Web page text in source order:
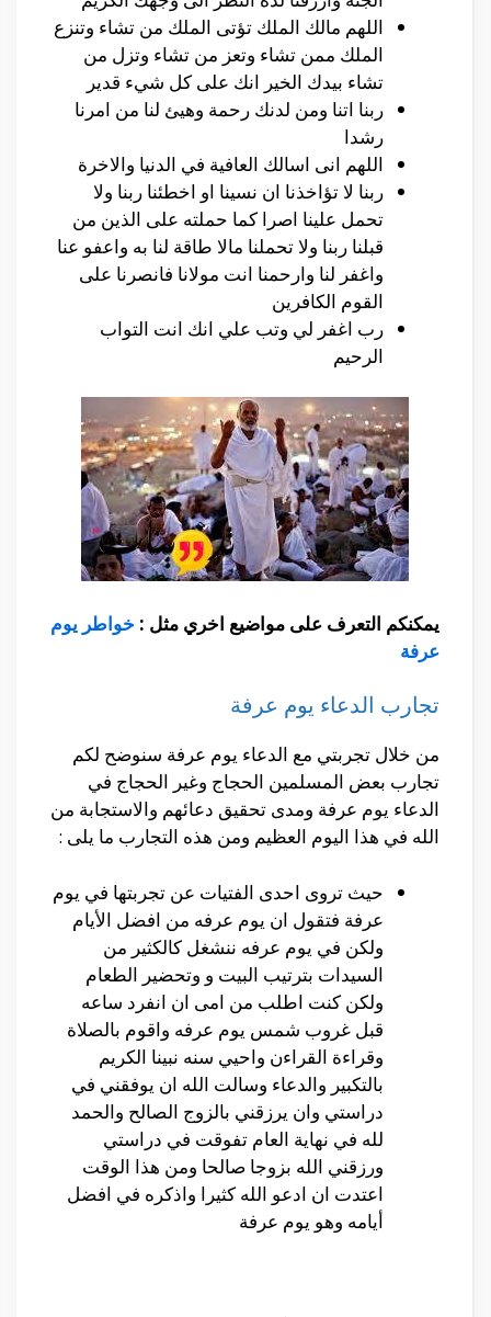
اللهم مالك الملك تؤتى الملك من تشاء وتنزع
الملك ممن تشاء وتعز من تشاء وتزل من
تشاء بيدك الخير انك على كل شيء قدير
ربنا اتنا ومن لدنك رحمة وهيئ لنا من امرنا
رشدا
اللهم انى اسالك العافية في الدنيا والاخرة
ربنا لا تؤاخذنا ان نسينا او اخطئنا ربنا ولا
تحمل علينا اصرا كما حملته على الذين من
قبلنا ربنا ولا تحملنا مالا طاقة لنا به واعفو عنا
واغفر لنا وارحمنا انت مولانا فانصرنا على
القوم الكافرين
رب اغفر لي وتب علي انك انت التواب
الرحيم
يمكنكم التعرف على مواضيع اخري مثل : خواطر يوم
عرفة
تجارب الدعاء يوم عرفة
من خلال تجربتي مع الدعاء يوم عرفة سنوضح لكم
تجارب بعض المسلمين الحجاج وغير الحجاج في
الدعاء يوم عرفة ومدى تحقيق دعائهم والاستجابة من
الله في هذا اليوم العظيم ومن هذه التجارب ما يلى :
حيث تروى احدى الفتيات عن تجربتها في يوم
عرفة فتقول ان يوم عرفه من افضل الأيام
ولكن في يوم عرفه ننشغل كالكثير من
السيدات بترتيب البيت و وتحضير الطعام
ولكن كنت اطلب من امى ان انفرد ساعه
قبل غروب شمس يوم عرفه واقوم بالصلاة
وقراءة القراءن واحيي سنه نبينا الكريم
بالتكبير والدعاء وسالت الله ان يوفقني في
دراستي وان يرزقني بالزوج الصالح والحمد
لله في نهاية العام تفوقت في دراستي
ورزقني الله بزوجا صالحا ومن هذا الوقت
اعتدت ان ادعو الله كثيرا واذكره في افضل
أيامه وهو يوم عرفة